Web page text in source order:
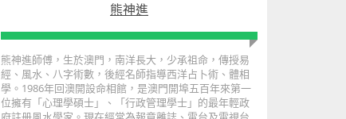
熊神進
熊神進師傅，生於澳門，南洋長大，少承祖命，傳授易
經、風水、八字術數，後經名師指導西洋占卜術、體相
學。1986年回澳開設命相館，是澳門開埠五百年來第一
位擁有「心理學碩士」、「行政管理學士」的最年輕政